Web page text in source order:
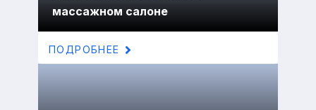
массажном салоне
ПОДРОБНЕЕ